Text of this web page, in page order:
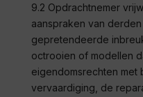
9.2 Opdrachtnemer
aanspraken van
gepretendeerde
octrooien of modellen
eigendomsrechten met
vervaardiging, de